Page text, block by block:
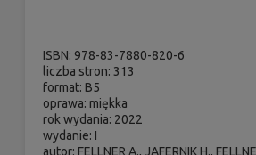
ISBN: 978-83-7880-820-6
liczba stron: 313
format: B5
oprawa: miękka
rok wydania: 2022
wydanie: I
autor: FELLNER A., JAFERNIK H.,